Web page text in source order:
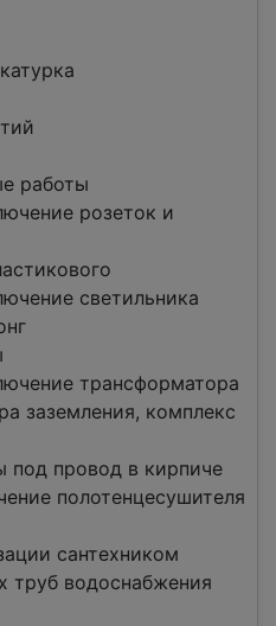
работы
розеток и
светильника
трансформатора
заземления, комплекс
под провод в кирпиче
полотенцесушителя
сантехником
труб водоснабжения